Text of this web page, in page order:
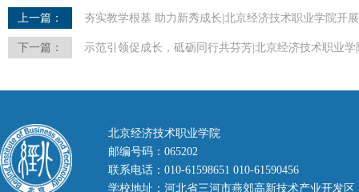
上一篇： 夯实教学根基 助力新秀成长|北京经济技术职业学院开
下一篇： 示范引领促成长，砥砺同行共芬芳|北京经济技术职业
北京经济技术职业学院
邮编号码：065202
联系电话：010-61598651 010-61590456
学校地址：河北省三河市燕郊高新技术产业开发区